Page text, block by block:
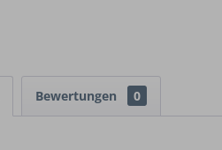
Bewertungen 0